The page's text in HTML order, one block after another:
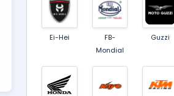
Ei-Hei
FB-
Mondial
Guzzi